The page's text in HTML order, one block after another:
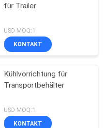
für Trailer
USD MOQ:1
KONTAKT
Kühlvorrichtung für
Transportbehälter
USD MOQ:1
KONTAKT